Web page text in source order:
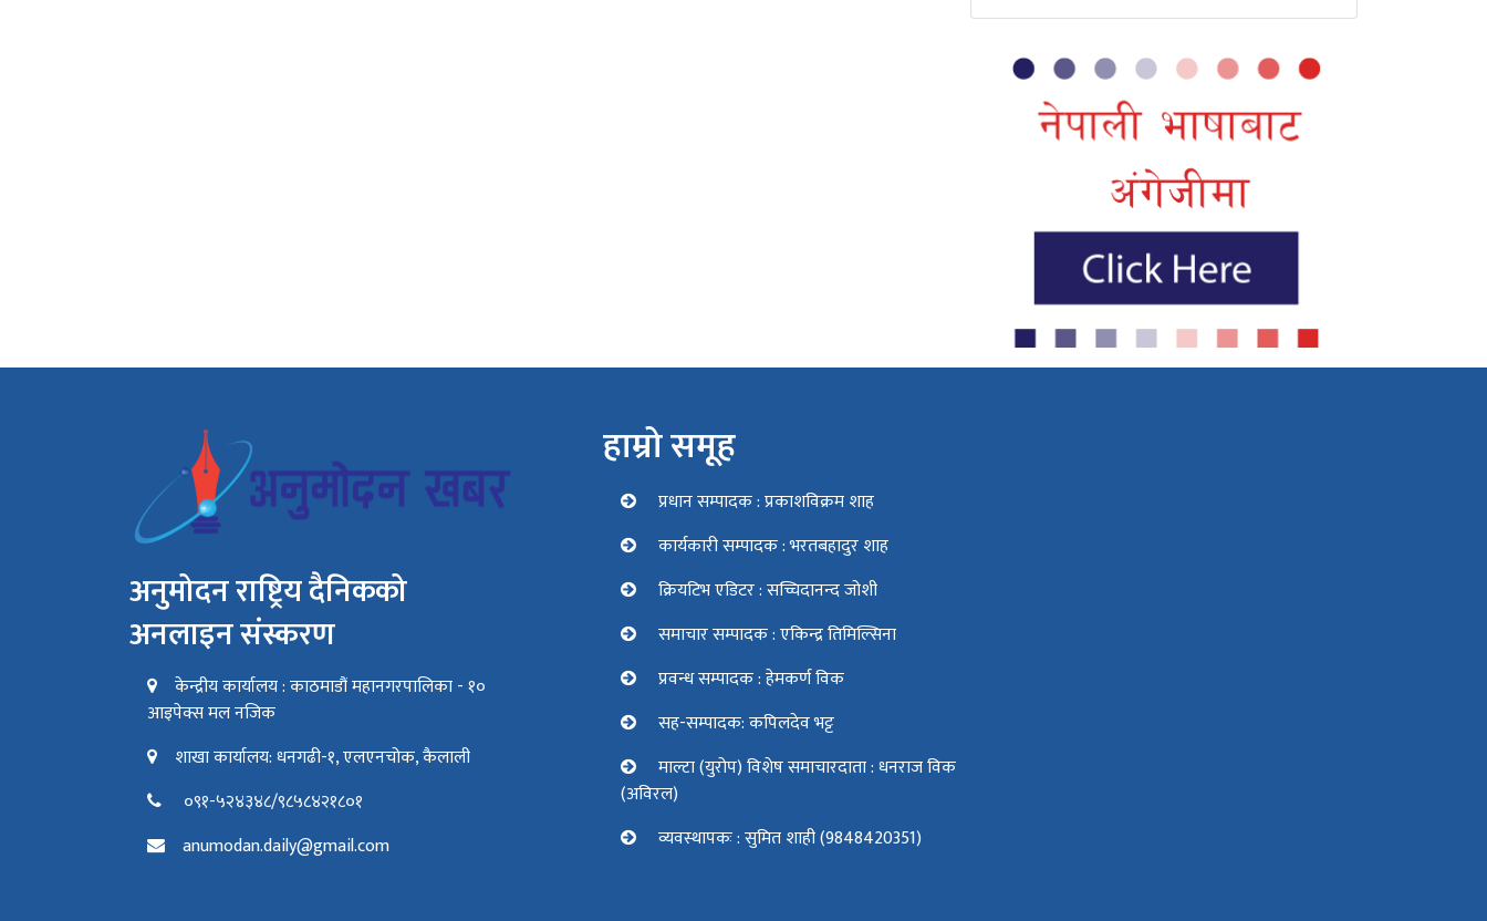
अनुमोदन राष्ट्रिय दैनिकको
अनलाइन संस्करण
केन्द्रीय कार्यालय : काठमाडौं महानगरपालिका - १०
आइपेक्स मल नजिक
शाखा कार्यालय: धनगढी-१, एलएनचोक, कैलाली
०९१-५२४३४८/९८५८४२१८०१
anumodan.daily@gmail.com
हाम्रो समूह
प्रधान सम्पादक : प्रकाशविक्रम शाह
कार्यकारी सम्पादक : भरतबहादुर शाह
क्रियटिभ एडिटर : सच्चिदानन्द जोशी
समाचार सम्पादक : एकिन्द्र तिमिल्सिना
प्रवन्ध सम्पादक : हेमकर्ण विक
सह-सम्पादक: कपिलदेव भट्ट
माल्टा (युरोप) विशेष समाचारदाता : धनराज विक
(अविरल)
व्यवस्थापकः : सुमित शाही (9848420351)